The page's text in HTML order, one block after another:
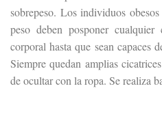
sobrepeso. Los individuos
peso deben posponer
corporal hasta que sean capaces
Siempre quedan amplias
de ocultar con la ropa. Se realiza